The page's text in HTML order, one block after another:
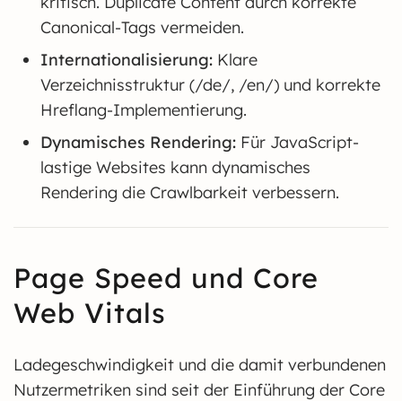
Canonical-Tags vermeiden.
Internationalisierung: Klare
Verzeichnisstruktur (/de/, /en/) und korrekte
Hreflang-Implementierung.
Dynamisches Rendering: Für JavaScript-
lastige Websites kann dynamisches
Rendering die Crawlbarkeit verbessern.
Page Speed und Core
Web Vitals
Ladegeschwindigkeit und die damit verbundenen
Nutzermetriken sind seit der Einführung der Core